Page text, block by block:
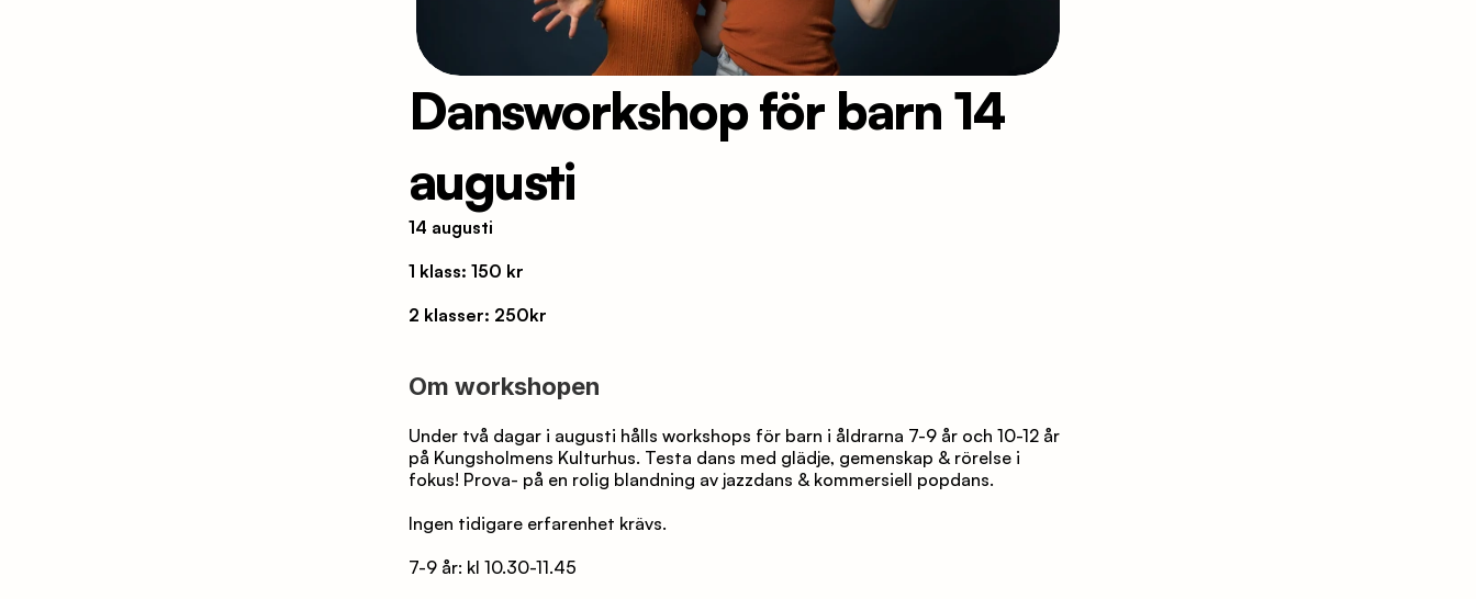
Dansworkshop för barn 14
augusti
14 augusti
1 klass: 150 kr
2 klasser: 250kr
Om workshopen
Under två dagar i augusti hålls workshops för barn i åldrarna 7-9 år och 10-12 år
på Kungsholmens Kulturhus. Testa dans med glädje, gemenskap & rörelse i
fokus! Prova- på en rolig blandning av jazzdans & kommersiell popdans.
Ingen tidigare erfarenhet krävs.
7-9 år: kl 10.30-11.45